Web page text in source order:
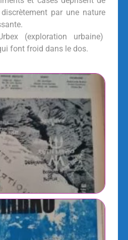
par une nature
(exploration urbaine)
font froid dans le dos.